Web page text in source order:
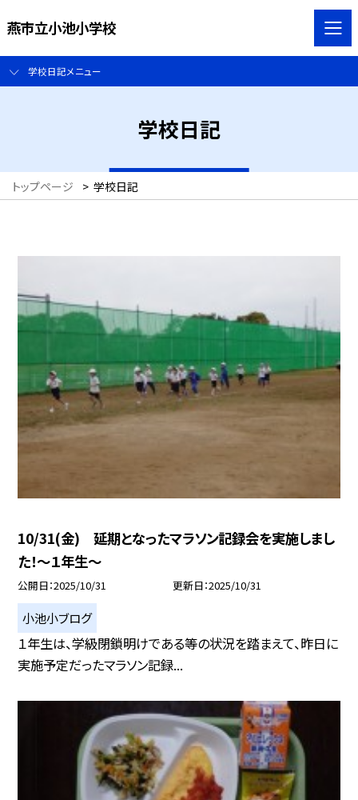
燕市立小池小学校
学校日記メニュー
学校日記
トップページ > 学校日記
10/31(金) 延期となったマラソン記録会を実施しまし
た！〜１年生～
公開日 2025/10/31 更新日 2025/10/31
小池小ブログ
１年生は、学級閉鎖明けである等の状況を踏まえて、昨日に
実施予定だったマラソン記録...